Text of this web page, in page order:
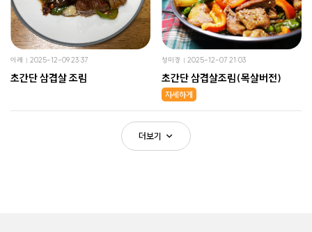
이레 2025-12-09 23:37
초간단 삼겹살 조림
성미경 2025-12-07 21:03
초간단 삼겹살조림(목살버전)
자세하게
더보기